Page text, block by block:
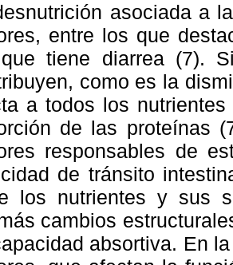
asociada a
entre los que
tiene diarrea (7).
como es la
a todos los
de las proteínas
responsables de
de tránsito
los nutrientes y sus
cambios
absortiva. En